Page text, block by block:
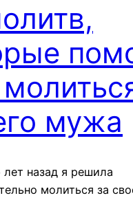
мужа
лет назад я решила
молиться за